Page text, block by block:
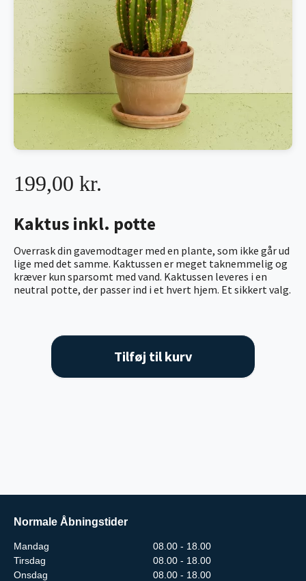
Kaktus inkl. potte
Overrask din gavemodtager med en plante, som ikke går ud
lige med det samme. Kaktussen er meget taknemmelig og
kræver kun sparsomt med vand. Kaktussen leveres i en
neutral potte, der passer ind i et hvert hjem. Et sikkert valg.
199,00 kr.
Tilføj til kurv
Normale Åbningstider
Mandag
08.00 - 18.00
Tirsdag
08.00 - 18.00
Onsdag
08.00 - 18.00